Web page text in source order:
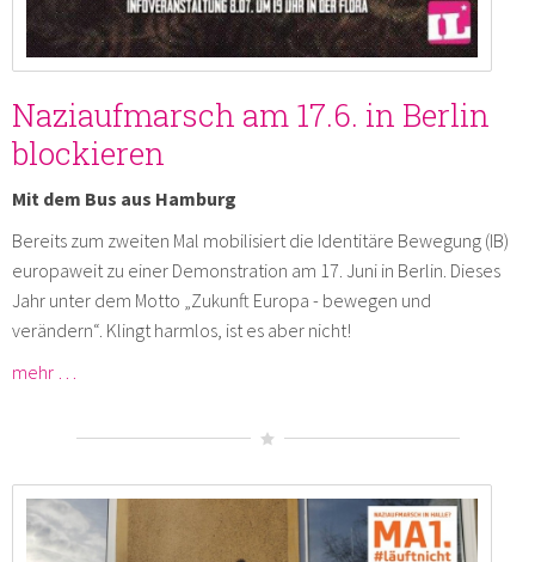
Naziaufmarsch am 17.6. in Berlin
blockieren
Mit dem Bus aus Hamburg
Bereits zum zweiten Mal mobilisiert die Identitäre Bewegung (IB)
europaweit zu einer Demonstration am 17. Juni in Berlin. Dieses
Jahr unter dem Motto „Zukunft Europa - bewegen und
verändern“. Klingt harmlos, ist es aber nicht!
mehr …